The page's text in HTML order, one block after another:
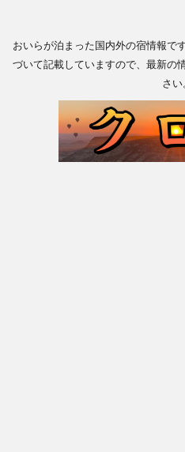
おいらが泊まった国内外の宿情報で
づいて記載していますので、最新の
さい